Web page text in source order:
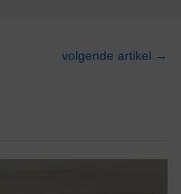
volgende artikel →